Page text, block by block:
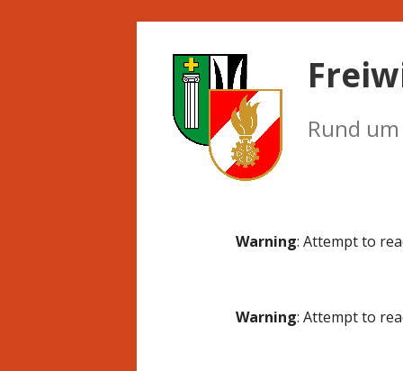
Rund
Warning: Attempt to
Warning: Attempt to